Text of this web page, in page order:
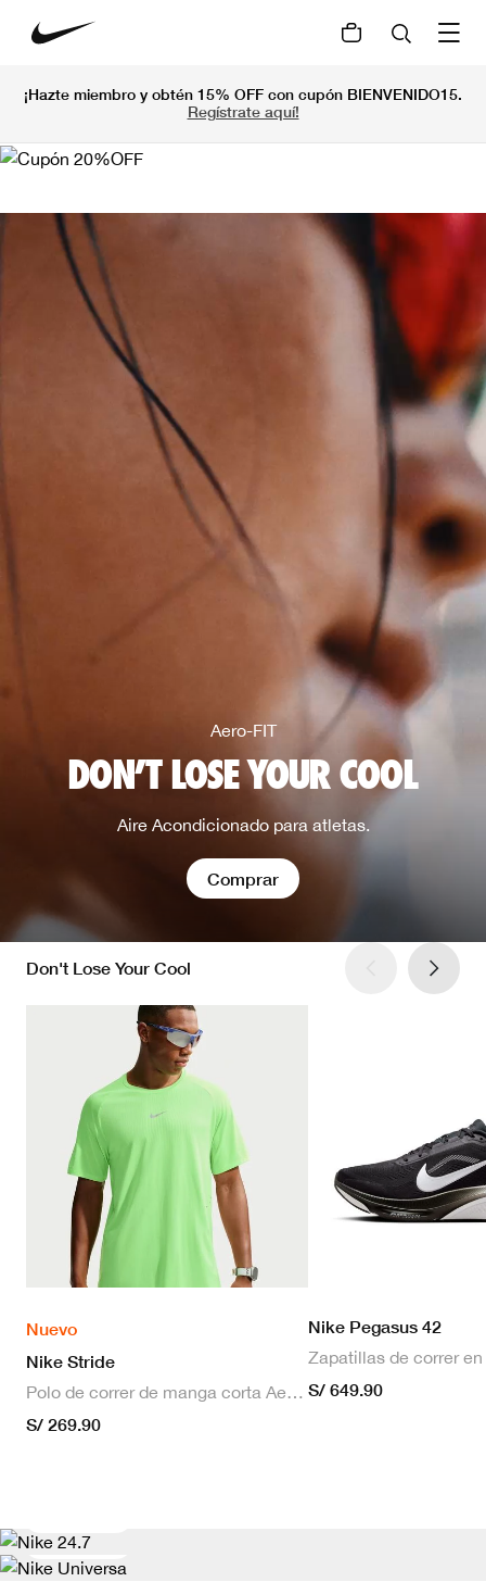
¡Hazte miembro y obtén 15% OFF con cupón BIENVENIDO15.
Regístrate aquí!
Aero-FIT
DON'T LOSE YOUR COOL
Aire Acondicionado para atletas.
Comprar
Don't Lose Your Cool
Nuevo
Nike Stride
Polo de correr de manga corta Aero-FIT para hombre
S/ 269.90
Nike Pegasus 42
S/ 649.90
Colección 24.7
Comprar